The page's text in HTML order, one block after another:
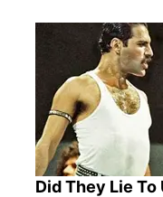
Did They Lie To